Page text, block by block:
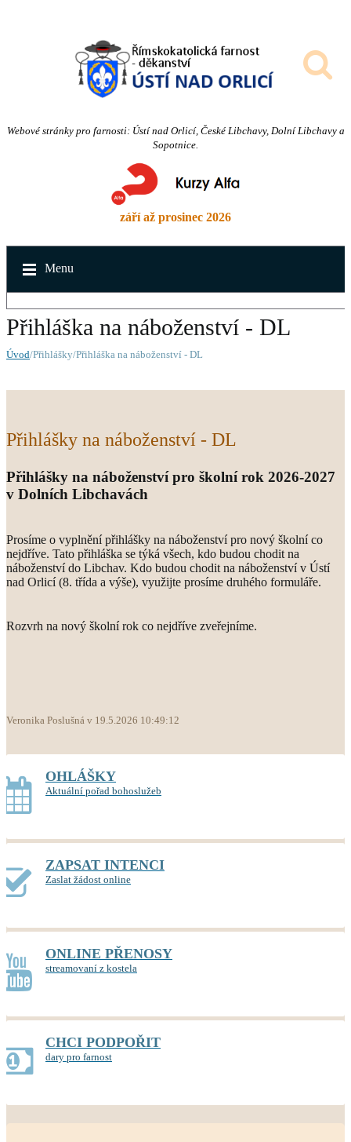
Webové stránky pro farnosti: Ústí nad Orlicí, České Libchavy, Dolní Libchavy a
Sopotnice.
září až prosinec 2026
Menu
Přihláška na náboženství - DL
Úvod/Přihlášky/Přihláška na náboženství - DL
Přihlášky na náboženství - DL
Přihlášky na náboženství pro školní rok 2026-2027
v Dolních Libchavách
Prosíme o vyplnění přihlášky na náboženství pro nový školní co
nejdříve. Tato přihláška se týká všech, kdo budou chodit na
náboženství do Libchav. Kdo budou chodit na náboženství v Ústí
nad Orlicí (8. třída a výše), využijte prosíme druhého formuláře.
Rozvrh na nový školní rok co nejdříve zveřejníme.
Veronika Poslušná v 19.5.2026 10:49:12
OHLÁŠKY
Aktuální pořad bohoslužeb
ZAPSAT INTENCI
Zaslat žádost online
ONLINE PŘENOSY
streamovaní z kostela
CHCI PODPOŘIT
dary pro farnost